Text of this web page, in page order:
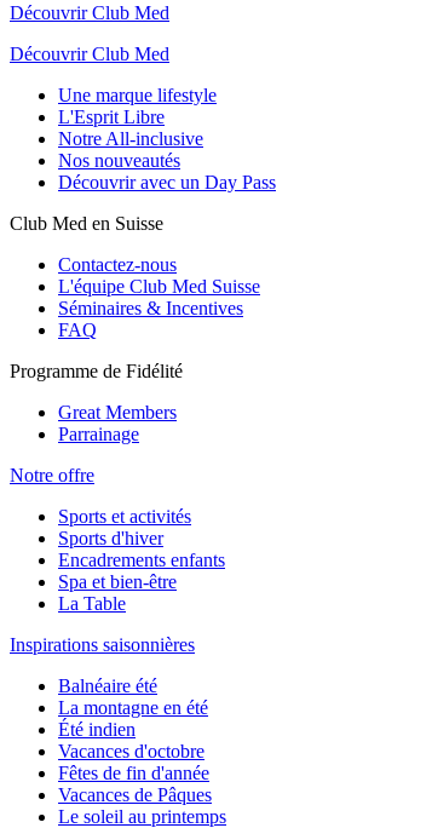
Découvrir Club Med
Découvrir Club Med
Une marque lifestyle
L'Esprit Libre
Notre All-inclusive
Nos nouveautés
Découvrir avec un Day Pass
Club Med en Suisse
Contactez-nous
L'équipe Club Med Suisse
Séminaires & Incentives
FAQ
Programme de Fidélité
Great Members
Parrainage
Notre offre
Sports et activités
Sports d'hiver
Encadrements enfants
Spa et bien-être
La Table
Inspirations saisonnières
Balnéaire été
La montagne en été
Été indien
Vacances d'octobre
Fêtes de fin d'année
Vacances de Pâques
Le soleil au printemps